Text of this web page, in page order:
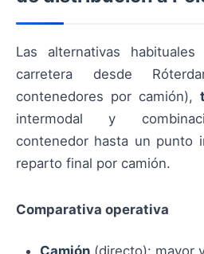
Las alternativas
carretera desde
contenedores por camión),
intermodal y
contenedor hasta un punto
reparto final por camión.
Comparativa operativa